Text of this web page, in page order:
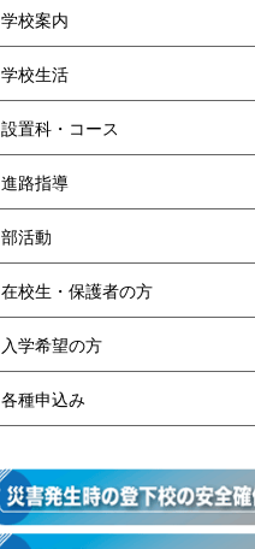
学校案内
学校生活
設置科・コース
進路指導
部活動
在校生・保護者の方
入学希望の方
各種申込み